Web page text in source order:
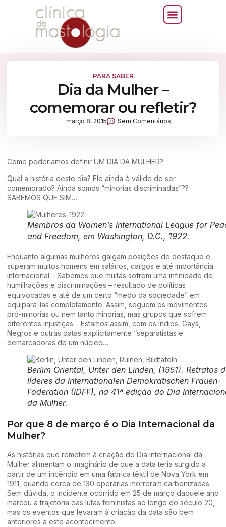
PARA SABER
Dia da Mulher –
comemorar ou refletir?
março 8, 2015 Sem Comentários
Como poderíamos definir UM DIA DA MULHER?
Qual a história deste dia? Ele ainda é válido de ser
comemorado? Ainda somos “minorias discriminadas”??
SABEMOS QUE SIM…
Membros da Women’s International League for
and Freedom, em Washington, D.C., 1922.
Enquanto algumas mulheres galgam posições de destaque e
superam muitos homens em salários, cargos e até importância
internacional… Sabemos que muitas sofrem uma infinidade de
humilhações e discriminações – resultado de políticas
equivocadas e até de um certo “medo da sociedade” em
equipará-las completamente. Assim, seguem os movimentos
pró-minorias ou nem tanto minorias, mas grupos que sofrem
diferentes injustiças… Estamos assim, com os Índios, Gays,
Negros e outras datas explicitamente “separatistas e
demarcadoras de um núcleo…
Berlim Oriental, Unter den Linden, (1951). Retratos
líderes da Internationalen Demokratischen Frauen-
Föderation (IDFF), na 41ª edição do Dia
da Mulher.
Por que 8 de março é o Dia Internacional da
Mulher?
As histórias que remetem à criação do Dia Internacional da
Mulher alimentam o imaginário de que a data teria surgido a
partir de um incêndio em uma fábrica têxtil de Nova York em
1911, quando cerca de 130 operárias morreram carbonizadas.
Sem dúvida, o incidente ocorrido em 25 de março daquele ano
marcou a trajetória das lutas feministas ao longo do século 20,
mas os eventos que levaram à criação da data são bem
anteriores a este acontecimento.